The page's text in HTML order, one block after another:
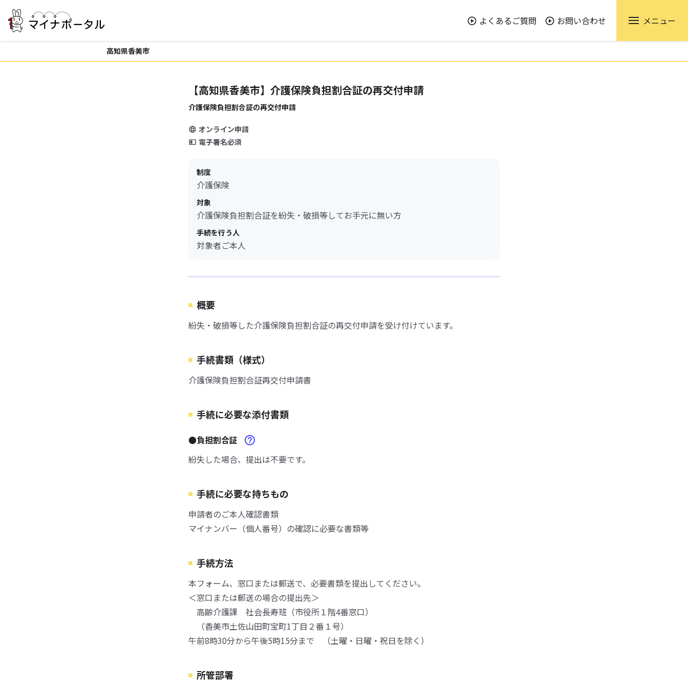
よくあるご質問 お問い合わせ メニュー
高知県香美市
【高知県香美市】介護保険負担割合証の再交付申請
介護保険負担割合証の再交付申請
オンライン申請
電子署名必須
制度
介護保険
対象
介護保険負担割合証を紛失・破損等してお手元に無い方
手続を行う人
対象者ご本人
概要
紛失・破損等した介護保険負担割合証の再交付申請を受け付けています。
手続書類（様式）
介護保険負担割合証再交付申請書
手続に必要な添付書類
●負担割合証
紛失した場合、提出は不要です。
手続に必要な持ちもの
申請者のご本人確認書類
マイナンバー（個人番号）の確認に必要な書類等
手続方法
本フォーム、窓口または郵送で、必要書類を提出してください。
＜窓口または郵送の場合の提出先＞
高齢介護課 社会長寿班（市役所１階4番窓口）
（香美市土佐山田町宝町1丁目２番１号）
午前8時30分から午後5時15分まで （土曜・日曜・祝日を除く）
所管部署